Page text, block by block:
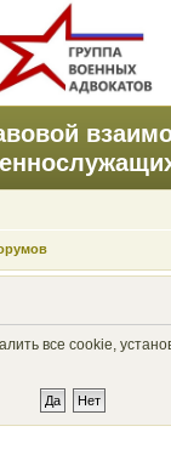
все cookie,